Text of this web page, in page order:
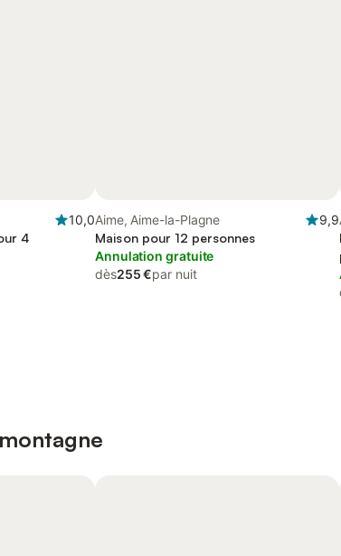
10,0
4
Aime, Aime-la-Plagne
9,9
Maison pour 12 personnes
Annulation gratuite
dès255 €par nuit